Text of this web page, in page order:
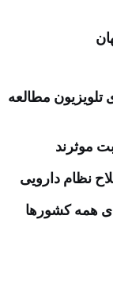
مطالعه
موثرند
نظام دارویی
همه کشورها